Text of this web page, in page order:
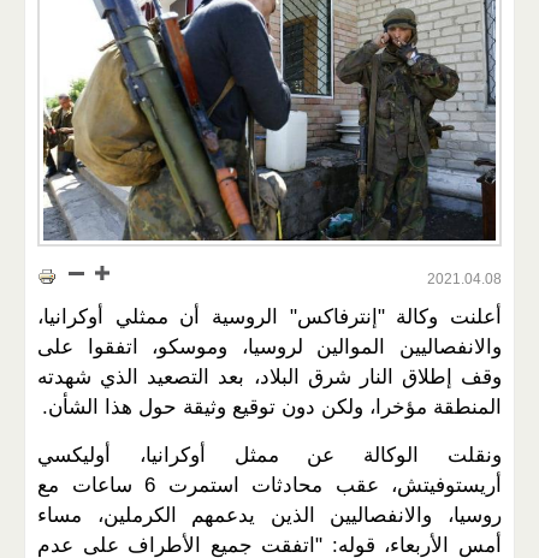
2021.04.08
أعلنت وكالة "إنترفاكس" الروسية أن ممثلي أوكرانيا،
والانفصاليين الموالين لروسيا، وموسكو، اتفقوا على
وقف إطلاق النار شرق البلاد، بعد التصعيد الذي شهدته
المنطقة مؤخرا، ولكن دون توقيع وثيقة حول هذا الشأن.
ونقلت الوكالة عن ممثل أوكرانيا، أوليكسي
أريستوفيتش، عقب محادثات استمرت 6 ساعات مع
روسيا، والانفصاليين الذين يدعمهم الكرملين، مساء
أمس الأربعاء، قوله: "اتفقت جميع الأطراف على عدم